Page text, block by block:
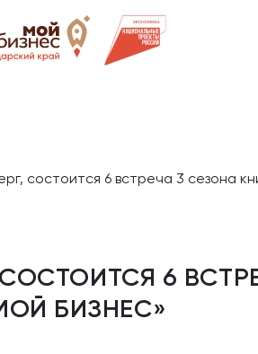
состоится 6 встреча 3 сезона
6
БИЗНЕС»